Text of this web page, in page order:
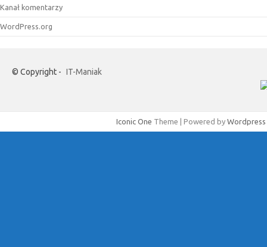
Kanał komentarzy
WordPress.org
© Copyright - IT-Maniak
Iconic One Theme | Powered by Wordpress